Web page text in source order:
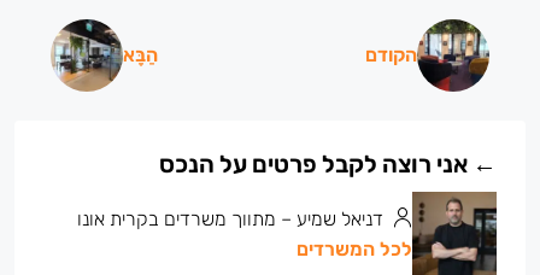
הקודם הַבָּא
דניאל שמיע – מתווך משרדים בקרית אונו
לכל המשרדים